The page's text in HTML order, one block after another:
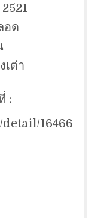
อด
เต่า
:
16466